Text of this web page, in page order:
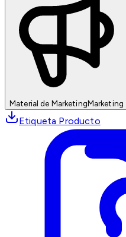
Material de MarketingMarketing
Etiqueta Producto